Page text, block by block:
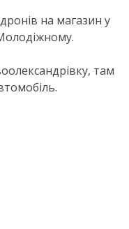
на магазин у
там